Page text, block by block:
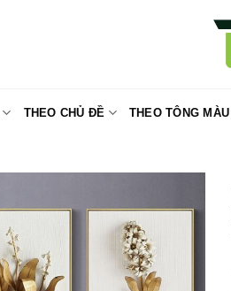
THEO CHỦ ĐỀ THEO TÔNG MÀU